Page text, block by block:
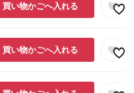
買い物かごへ入れる
買い物かごへ入れる